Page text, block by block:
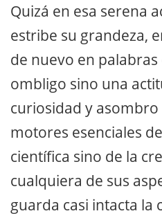
Quizá en esa serena
estribe su grandeza,
de nuevo en
ombligo sino una
curiosidad y
motores esenciales
científica sino de la
cualquiera de sus
guarda casi intacta la